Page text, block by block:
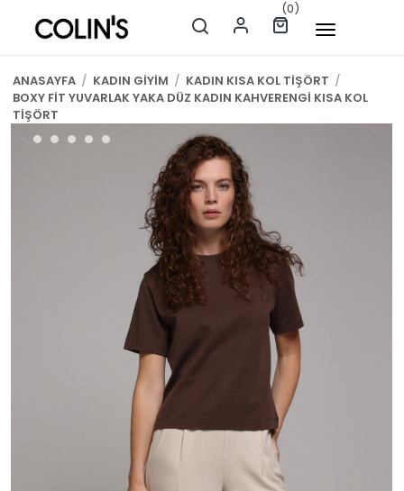
(0)
ANASAYFA / KADIN GİYİM / KADIN KISA KOL TİŞÖRT /
BOXY FİT YUVARLAK YAKA DÜZ KADIN KAHVERENGİ KISA KOL
TİŞÖRT